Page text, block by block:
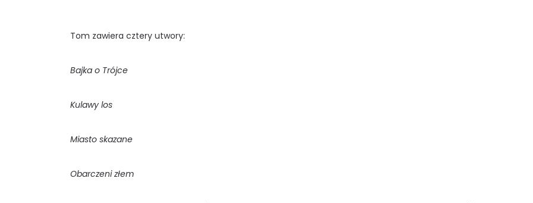
Tom zawiera cztery utwory:
Bajka o Trójce
Kulawy los
Miasto skazane
Obarczeni złem